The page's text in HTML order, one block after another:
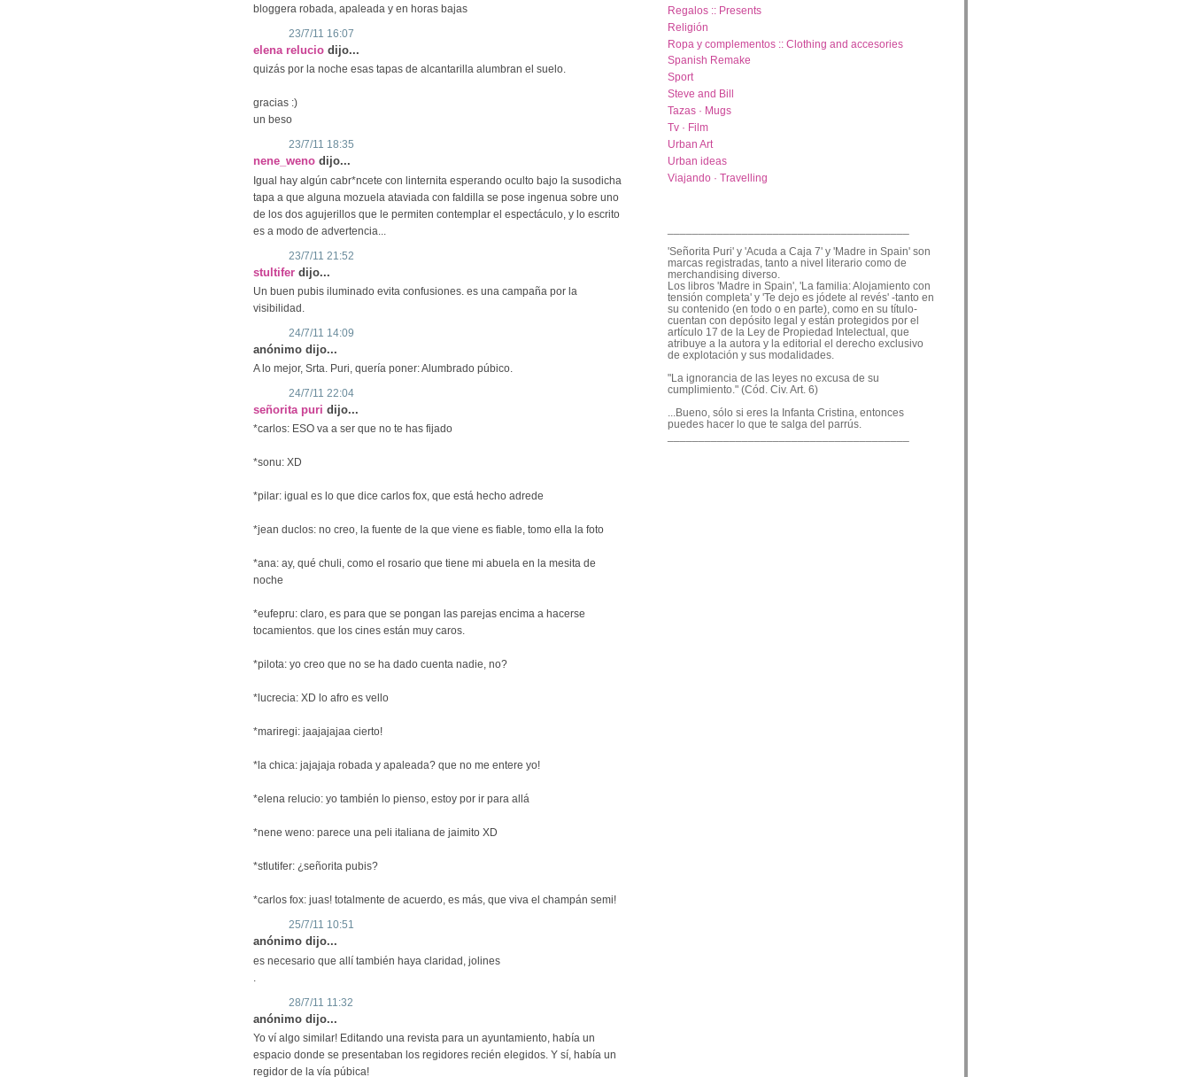
bloggera robada, apaleada y en horas bajas
23/7/11 16:07
elena relucio dijo...
quizás por la noche esas tapas de alcantarilla alumbran el suelo.
gracias :)
un beso
23/7/11 18:35
nene_weno dijo...
Igual hay algún cabr*ncete con linternita esperando oculto bajo la susodicha
tapa a que alguna mozuela ataviada con faldilla se pose ingenua sobre uno
de los dos agujerillos que le permiten contemplar el espectáculo, y lo escrito
es a modo de advertencia...
23/7/11 21:52
stultifer dijo...
Un buen pubis iluminado evita confusiones. es una campaña por la
visibilidad.
24/7/11 14:09
anónimo dijo...
A lo mejor, Srta. Puri, quería poner: Alumbrado púbico.
24/7/11 22:04
señorita puri dijo...
*carlos: ESO va a ser que no te has fijado
*sonu: XD
*pilar: igual es lo que dice carlos fox, que está hecho adrede
*jean duclos: no creo, la fuente de la que viene es fiable, tomo ella la foto
*ana: ay, qué chuli, como el rosario que tiene mi abuela en la mesita de
noche
*eufepru: claro, es para que se pongan las parejas encima a hacerse
tocamientos. que los cines están muy caros.
*pilota: yo creo que no se ha dado cuenta nadie, no?
*lucrecia: XD lo afro es vello
*mariregi: jaajajajaa cierto!
*la chica: jajajaja robada y apaleada? que no me entere yo!
*elena relucio: yo también lo pienso, estoy por ir para allá
*nene weno: parece una peli italiana de jaimito XD
*stlutifer: ¿señorita pubis?
*carlos fox: juas! totalmente de acuerdo, es más, que viva el champán semi!
25/7/11 10:51
anónimo dijo...
es necesario que allí también haya claridad, jolines
28/7/11 11:32
anónimo dijo...
Yo ví algo similar! Editando una revista para un ayuntamiento, había un
espacio donde se presentaban los regidores recién elegidos. Y sí, había un
regidor de la vía púbica!
Regalos :: Presents
Religión
Ropa y complementos :: Clothing and accesories
Spanish Remake
Sport
Steve and Bill
Tazas · Mugs
Tv · Film
Urban Art
Urban ideas
Viajando · Travelling
'Señorita Puri' y 'Acuda a Caja 7' y 'Madre in Spain' son
marcas registradas, tanto a nivel literario como de
merchandising diverso.
Los libros 'Madre in Spain', 'La familia: Alojamiento con
tensión completa' y 'Te dejo es jódete al revés' -tanto en
su contenido (en todo o en parte), como en su título-
cuentan con depósito legal y están protegidos por el
artículo 17 de la Ley de Propiedad Intelectual, que
atribuye a la autora y la editorial el derecho exclusivo
de explotación y sus modalidades.
"La ignorancia de las leyes no excusa de su
cumplimiento." (Cód. Civ. Art. 6)
...Bueno, sólo si eres la Infanta Cristina, entonces
puedes hacer lo que te salga del parrús.